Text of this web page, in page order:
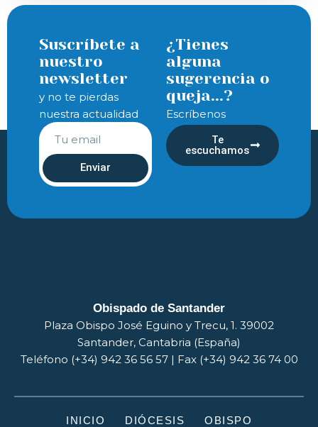
Suscríbete a
nuestro
newsletter
y no te pierdas
nuestra actualidad
Enviar
¿Tienes
alguna
sugerencia o
queja...?
Escríbenos
Te
escuchamos
Obispado de Santander
Plaza Obispo José Eguino y Trecu, 1. 39002
Santander, Cantabria (España)
Teléfono (+34) 942 36 56 57 | Fax (+34) 942 36 74 00
INICIO DIÓCESIS OBISPO